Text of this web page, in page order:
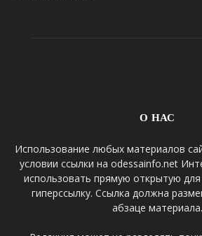
О НАС
Использование любых материалов
условии ссылки на odessainfo.net
использовать прямую открытую
гиперссылку. Ссылка должна
абзаце материала.